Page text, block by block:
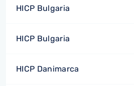
HICP Bulgaria
HICP Bulgaria
HICP Danimarca